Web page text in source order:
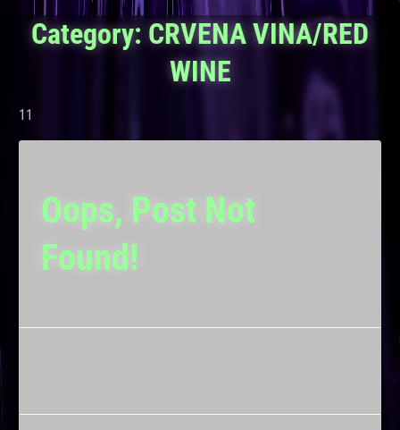
Category: CRVENA VINA/RED
WINE
11
Oops, Post Not
Found!